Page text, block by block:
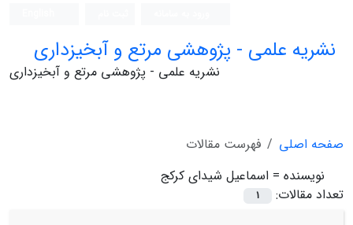
نشریه علمی - پژوهشی مرتع و آبخیزداری
نشریه علمی - پژوهشی مرتع و آبخیزداری
صفحه اصلی
فهرست مقالات
نویسنده = اسماعیل شیدای کرکج
تعداد مقالات:
1